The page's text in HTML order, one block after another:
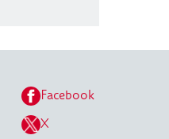
Facebook
X